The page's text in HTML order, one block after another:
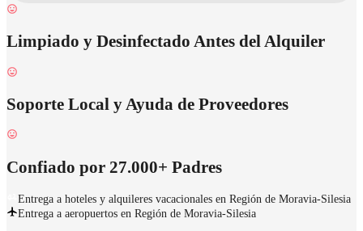
Limpiado y Desinfectado Antes del Alquiler
Soporte Local y Ayuda de Proveedores
Confiado por 27.000+ Padres
Entrega a hoteles y alquileres vacacionales en Región de Moravia-Silesia
Entrega a aeropuertos en Región de Moravia-Silesia